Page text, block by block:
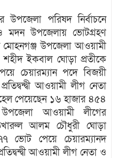
উপজেলা পরিষদ নির্বাচনে
মদন উপজেলায় ভোটগ্রহণ
মোহনগঞ্জ উপজেলা আওয়ামী
ইকবাল ঘোড়া প্রতীকে
চেয়ারম্যান পদে বিজয়ী
আওয়ামী লীগ নেতা
পেয়েছেন ১৬ হাজার ৪৫৪
আওয়ামী লীগের
আলম চৌধুরী ঘোড়া
ভোট পেয়ে চেয়ারম্যানদ
আওয়ামী লীগ নেতা ও